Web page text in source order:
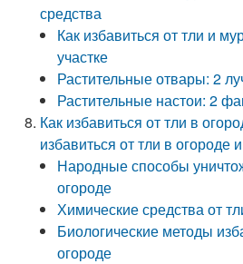
средства
Как избавиться от тли и
участке
Растительные отвары: 2
Растительные настои: 2
Как избавиться от тли в
избавиться от тли в огороде
Народные способы
огороде
Химические средства от
Биологические методы
огороде